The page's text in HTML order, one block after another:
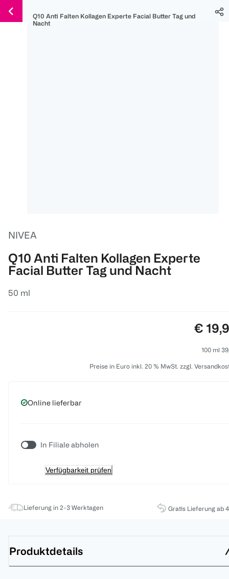
Für
150 Ös
Für
300 Ös
Für
500 Ös
Weiter
zum
Q10 Anti Falten Kollagen Experte Facial Butter Tag und
Nacht
NIVEA
Q10 Anti Falten Kollagen Experte
Facial Butter Tag und Nacht
50 ml
Preis:
€
100 ml
Preise in Euro inkl. 20 % MwSt. zzgl.
Online lieferbar
In Filiale abholen
Verfügbarkeit prüfen
Lieferung in 2-3 Werktagen Gratis Lieferung ab
Produktdetails